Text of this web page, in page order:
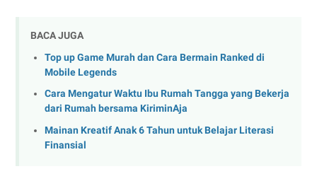
BACA JUGA
Top up Game Murah dan Cara Bermain Ranked di
Mobile Legends
Cara Mengatur Waktu Ibu Rumah Tangga yang Bekerja
dari Rumah bersama KiriminAja
Mainan Kreatif Anak 6 Tahun untuk Belajar Literasi
Finansial